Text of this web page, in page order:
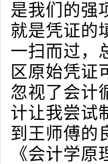
是我们的强
就是凭证的
一扫而过，
区原始凭证
忽视了会计
计让我尝试
到王师傅的
《会计学